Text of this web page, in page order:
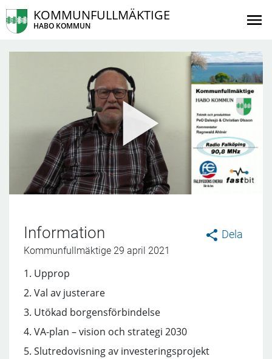
KOMMUNFULLMÄKTIGE
HABO KOMMUN
Dela
Information
Kommunfullmäktige 29 april 2021
1. Upprop
2. Val av justerare
3. Utökad borgensförbindelse
4. VA-plan – vision och strategi 2030
5. Slutredovisning av investeringsprojekt